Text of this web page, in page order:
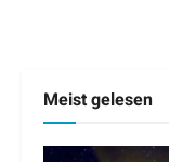
Meist gelesen